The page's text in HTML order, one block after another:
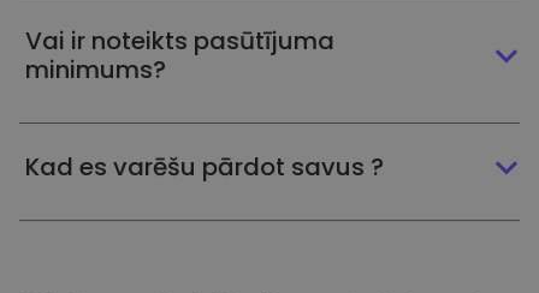
Vai ir noteikts pasūtījuma
minimums?
Kad es varēšu pārdot savus ?